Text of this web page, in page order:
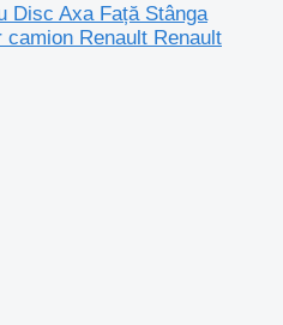
Disc Axa Față Stânga
camion Renault Renault